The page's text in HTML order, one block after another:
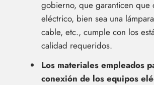
gobierno, que garanticen que
eléctrico, bien sea una
cable, etc., cumple con los
calidad requeridos.
Los materiales empleados
conexión de los equipos